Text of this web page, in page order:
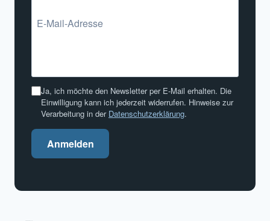
Ja, ich möchte den Newsletter per E-Mail erhalten. Die
Einwilligung kann ich jederzeit widerrufen. Hinweise zur
Verarbeitung in der Datenschutzerklärung.
Anmelden